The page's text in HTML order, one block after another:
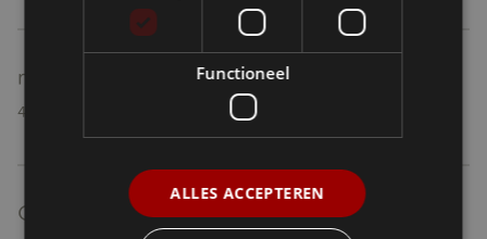
rapidité
45 KM À L'HEURE
Capacité de la batterie
Functioneel
ALLES ACCEPTEREN